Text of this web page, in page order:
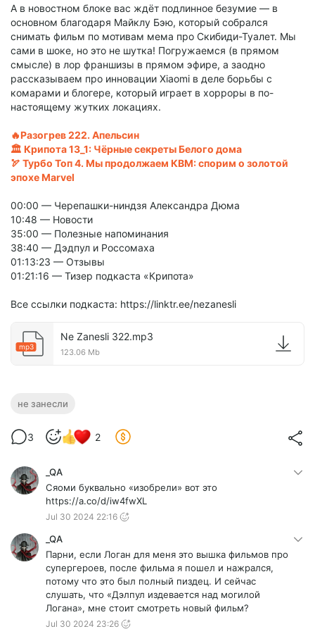
А в новостном блоке вас ждёт подлинное безумие — в
основном благодаря Майклу Бэю, который собрался
снимать фильм по мотивам мема про Скибиди-Туалет. Мы
сами в шоке, но это не шутка! Погружаемся (в прямом
смысле) в лор франшизы в прямом эфире, а заодно
рассказываем про инновации Xiaomi в деле борьбы с
комарами и блогере, который играет в хорроры в по-
настоящему жутких локациях.
🔥Разогрев 222. Апельсин
🏛️ Крипота 13_1: Чёрные секреты Белого дома
🏹 Турбо Топ 4. Мы продолжаем КВМ: спорим о золотой
эпохе Marvel
00:00 — Черепашки-ниндзя Александра Дюма
10:48 — Новости
35:00 — Полезные напоминания
38:40 — Дэдпул и Россомаха
01:13:23 — Отзывы
01:21:16 — Тизер подкаста «Крипота»
Все ссылки подкаста: https://linktr.ee/nezanesli
mp3
Ne Zanesli 322.mp3
123.06 Mb
не занесли
3 2
_QA
Сяоми буквально «изобрели» вот это
https://a.co/d/iw4fwXL
Jul 30 2024 22:16
_QA
Парни, если Логан для меня это вышка фильмов про
супергероев, после фильма я пошел и нажрался,
потому что это был полный пиздец. И сейчас
слушать, что «Дэлпул издевается над могилой
Логана», мне стоит смотреть новый фильм?
Jul 30 2024 23:26